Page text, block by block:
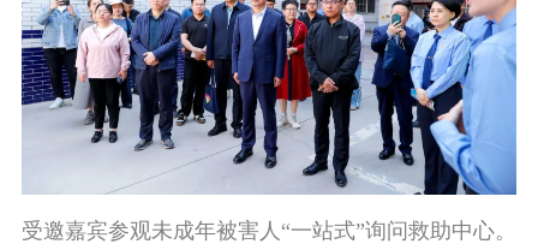
受邀嘉宾参观未成年被害人“一站式”询问救助中心。